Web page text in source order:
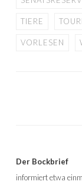
TIERE
VORLESEN
Der Bockbrief
informiert etwa